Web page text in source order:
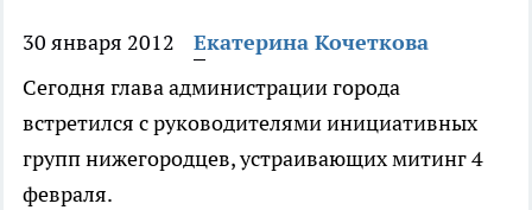
30 января 2012
Екатерина Кочеткова
Сегодня глава администрации города
встретился с руководителями инициативных
групп нижегородцев, устраивающих митинг 4
февраля.